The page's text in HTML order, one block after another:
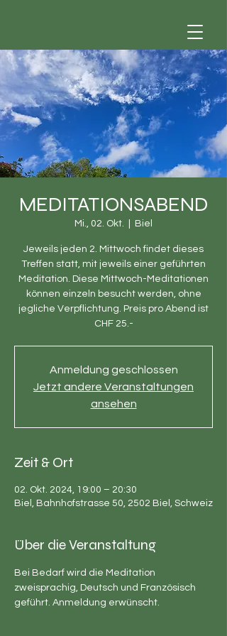
MEDITATIONSABEND
Mi., 02. Okt. Biel
Jeweils jeden 2. Mittwoch findet dieses
Treffen statt, mit jeweils einer geführten
Meditation. Diese Mittwoch-Meditationen
können einzeln besucht werden, ohne
jegliche Verpflichtung. Preis pro Abend ist
CHF 25.-
Anmeldung geschlossen
Jetzt andere Veranstaltungen
ansehen
Zeit & Ort
02. Okt. 2024, 19:00 – 20:30
Biel, Bahnhofstrasse 50, 2502 Biel, Schweiz
Über die Veranstaltung
Bei Bedarf wird die Meditation
zweisprachig, Deutsch und Französisch
geführt. Anmeldung erwünscht.